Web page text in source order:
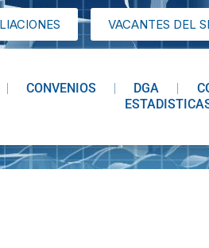
VACANTES DEL
CONVENIOS DGA